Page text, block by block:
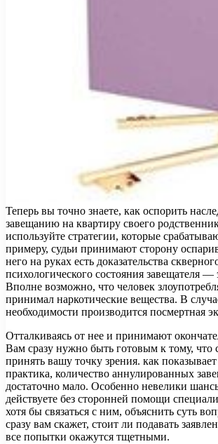
Теперь вы точно знаете, как оспорить
завещанию на квартиру своего
используйте стратегии, которые
примеру, судьи принимают сторону
него на руках есть доказательства
психологического состояния завещателя —
Вполне возможно, что человек
принимал наркотические вещества. В
необходимости производится посмертная
Отталкиваясь от нее и принимают
Вам сразу нужно быть готовым к тому, что
принять вашу точку зрения. как показывает
практика, количество аннулированных
достаточно мало. Особенно невелики
действуете без сторонней помощи
хотя бы связаться с ним, объяснить суть
сразу вам скажет, стоит ли подавать
все попытки окажутся тщетными.